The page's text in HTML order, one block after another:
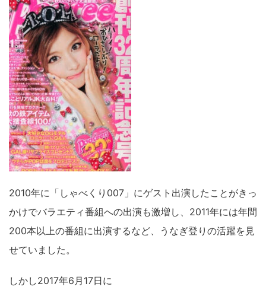
2010年に「しゃべくり007」にゲスト出演したことがきっ
かけでバラエティ番組への出演も激増し、2011年には年間
200本以上の番組に出演するなど、うなぎ登りの活躍を見
せていました。
しかし2017年6月17日に